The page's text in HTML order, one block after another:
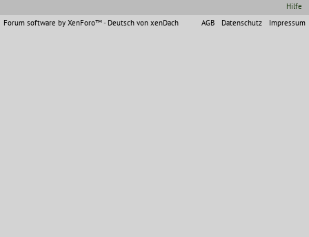
Hilfe
AGB
Datenschutz Impressum
Forum software by XenForo™- Deutsch von xenDach